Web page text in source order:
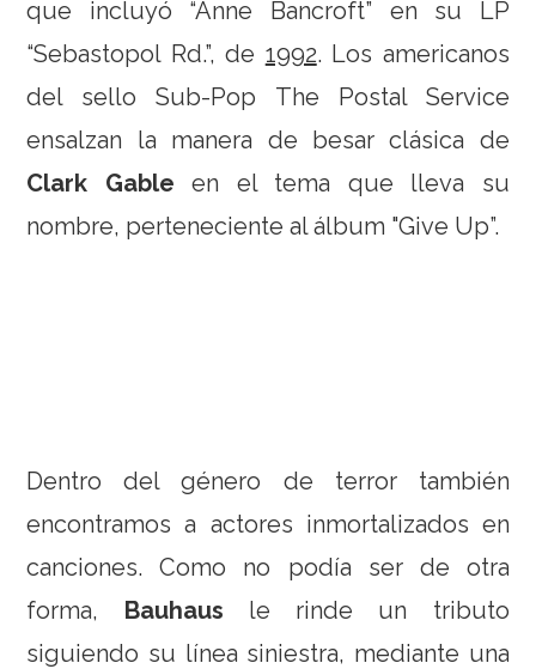
que incluyó “Anne Bancroft” en su LP
“Sebastopol Rd.”, de 1992. Los americanos
del sello Sub-Pop The Postal Service
ensalzan la manera de besar clásica de
Clark Gable en el tema que lleva su
nombre, perteneciente al álbum "Give Up”.
Dentro del género de terror también
encontramos a actores inmortalizados en
canciones. Como no podía ser de otra
forma, Bauhaus le rinde un tributo
siguiendo su línea siniestra, mediante una